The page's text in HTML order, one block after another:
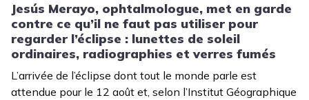
Jesús Merayo, ophtalmologue, met en garde
contre ce qu’il ne faut pas utiliser pour
regarder l’éclipse : lunettes de soleil
ordinaires, radiographies et verres fumés
L’arrivée de l’éclipse dont tout le monde parle est
attendue pour le 12 août et, selon l’Institut Géographique